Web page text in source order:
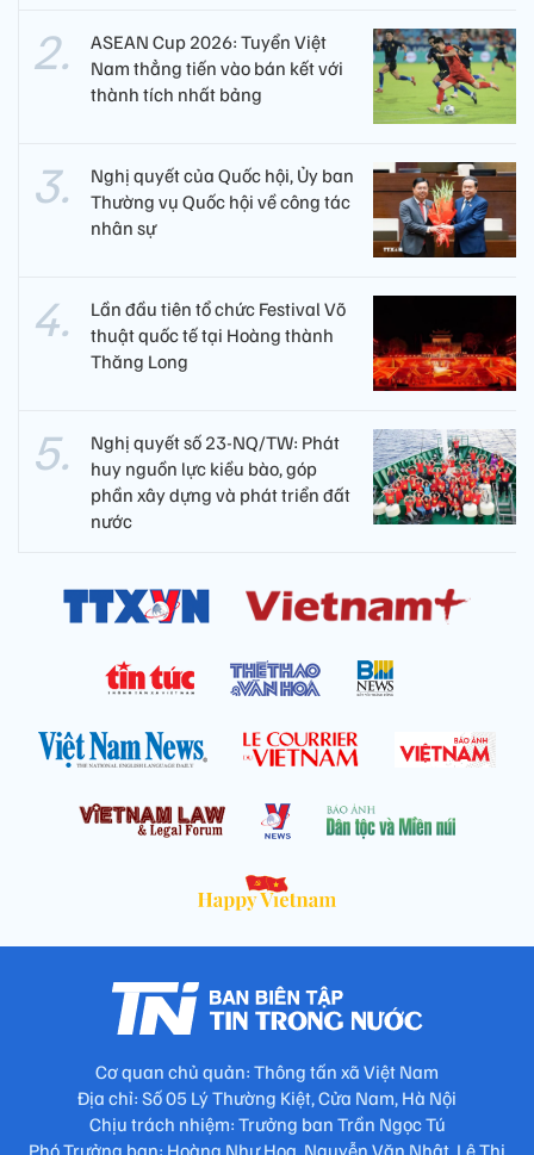
ASEAN Cup 2026: Tuyển Việt
Nam thẳng tiến vào bán kết với
thành tích nhất bảng
Nghị quyết của Quốc hội, Ủy ban
Thường vụ Quốc hội về công tác
nhân sự
Lần đầu tiên tổ chức Festival Võ
thuật quốc tế tại Hoàng thành
Thăng Long
Nghị quyết số 23-NQ/TW: Phát
huy nguồn lực kiều bào, góp
phần xây dựng và phát triển đất
nước
Cơ quan chủ quản: Thông tấn xã Việt Nam
Địa chỉ: Số 05 Lý Thường Kiệt, Cửa Nam, Hà Nội
Chịu trách nhiệm: Trưởng ban Trần Ngọc Tú
Phó Trưởng ban: Hoàng Như Hoa, Nguyễn Văn Nhật, Lê Thị